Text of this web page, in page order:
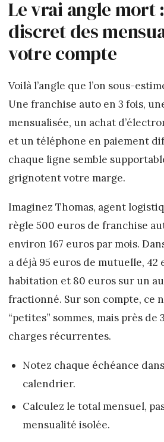
Le vrai angle mort
discret des
votre compte
Voilà l’angle que l’on sous-
Une franchise auto en 3 fois,
mensualisée, un achat
et un téléphone en paiement
chaque ligne semble
grignotent votre marge.
Imaginez Thomas, agent
règle 500 euros de franchise
environ 167 euros par mois.
a déjà 95 euros de mutuelle, 42
habitation et 80 euros sur un
fractionné. Sur son compte, ce
“petites” sommes, mais près de
charges récurrentes.
Notez chaque échéance
calendrier.
Calculez le total mensuel,
mensualité isolée.